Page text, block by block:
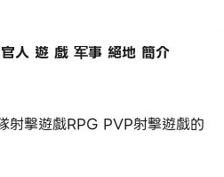
人 遊 戲 军事 絕地 簡介
射擊遊戲RPG PVP射擊遊戲的